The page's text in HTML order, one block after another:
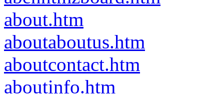
about.htm
aboutaboutus.htm
aboutcontact.htm
aboutinfo.htm